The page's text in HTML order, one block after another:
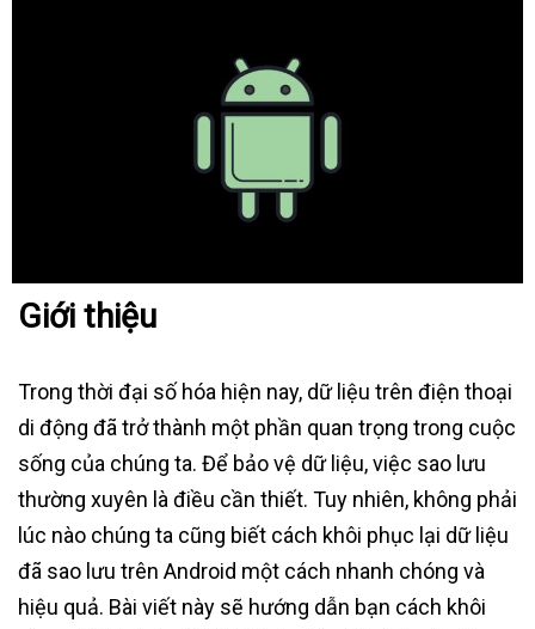
Giới thiệu
Trong thời đại số hóa hiện nay, dữ liệu trên điện thoại
di động đã trở thành một phần quan trọng trong cuộc
sống của chúng ta. Để bảo vệ dữ liệu, việc sao lưu
thường xuyên là điều cần thiết. Tuy nhiên, không phải
lúc nào chúng ta cũng biết cách khôi phục lại dữ liệu
đã sao lưu trên Android một cách nhanh chóng và
hiệu quả. Bài viết này sẽ hướng dẫn bạn cách khôi